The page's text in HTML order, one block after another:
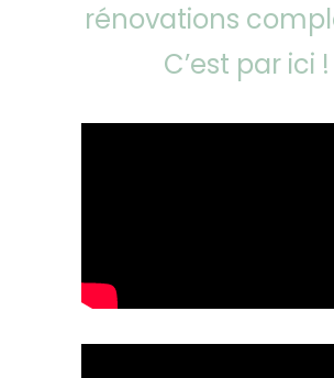
rénovations
C’est par ici !